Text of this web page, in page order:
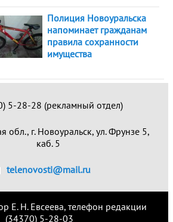
Полиция Новоуральска
напоминает гражданам
правила сохранности
имущества
5-28-28 (рекламный отдел)
обл., г. Новоуральск, ул. Фрунзе 5,
каб. 5
telenovosti@mail.ru
Е. Н. Евсеева, телефон редакции
(34370) 5-28-03